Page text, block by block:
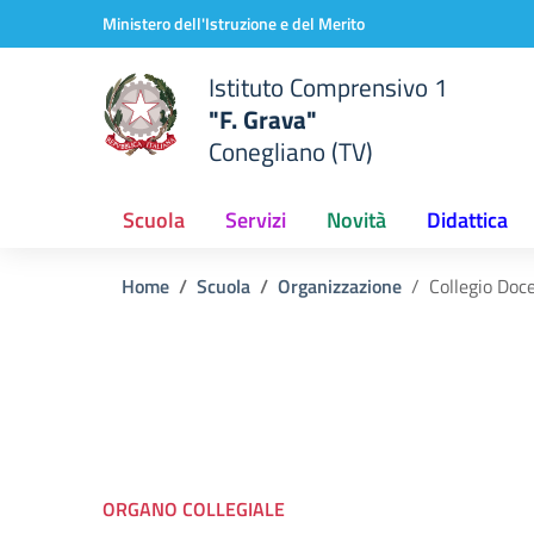
Vai ai contenuti
Vai al menu di navigazioneMinistero dell'Istruzione e del Merito
Istituto Comprensivo 1
"F. Grava"
Conegliano (TV)
Scuola Servizi Novità Didattica
Home Scuola Organizzazione Collegio
ORGANO COLLEGIALE